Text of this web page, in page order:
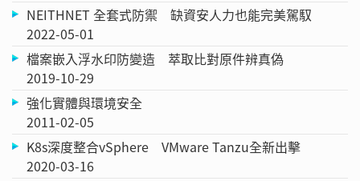
NEITHNET 全套式防禦 缺資安人力也能完美駕馭
2022-05-01
檔案嵌入浮水印防變造 萃取比對原件辨真偽
2019-10-29
強化實體與環境安全
2011-02-05
K8s深度整合vSphere VMware Tanzu全新出擊
2020-03-16